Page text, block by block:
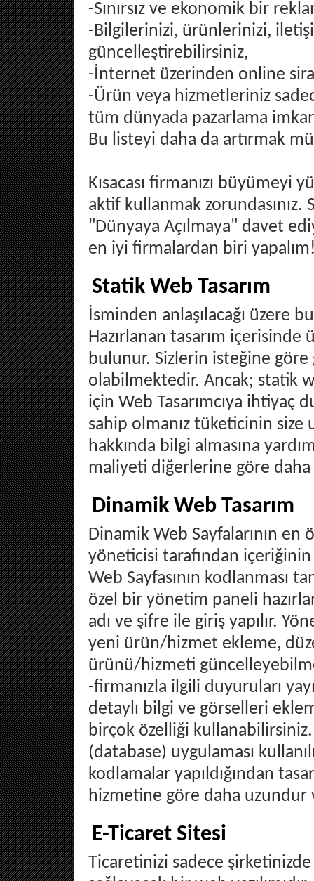
-Sınırsız ve ekonomik bir
-Bilgilerinizi, ürünlerinizi,
güncelleştirebilirsiniz,
-İnternet üzerinden online
-Ürün veya hizmetleriniz
tüm dünyada pazarlama
Bu listeyi daha da artırmak
Kısacası firmanızı büyümeyi
aktif kullanmak zorundasınız.
"Dünyaya Açılmaya" davet
en iyi firmalardan biri
Statik Web Tasarım
İsminden anlaşılacağı üzere
Hazırlanan tasarım
bulunur. Sizlerin isteğine göre
olabilmektedir. Ancak; statik
için Web Tasarımcıya ihtiyaç
sahip olmanız tüketicinin size
hakkında bilgi almasına
maliyeti diğerlerine göre
Dinamik Web Tasarım
Dinamik Web Sayfalarının
yöneticisi tarafından
Web Sayfasının kodlanması
özel bir yönetim paneli
adı ve şifre ile giriş yapılır.
yeni ürün/hizmet ekleme,
ürünü/hizmeti
-firmanızla ilgili duyuruları
detaylı bilgi ve görselleri
birçok özelliği kullanabilirsiniz.
(database) uygulaması
kodlamalar yapıldığından
hizmetine göre daha uzundur
E-Ticaret Sitesi
Ticaretinizi sadece